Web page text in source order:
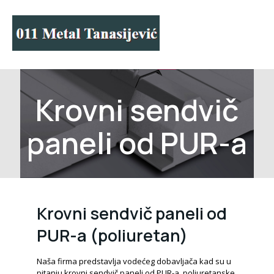
Krovni sendvič
paneli od PUR-a
Krovni sendvič paneli od
PUR-a (poliuretan)
Naša firma predstavlja vodećeg dobavljača kad su u